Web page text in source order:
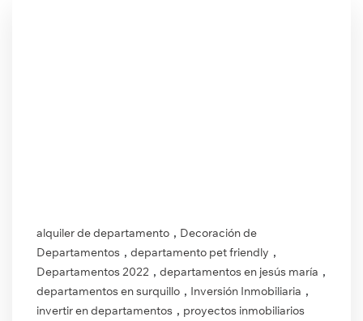
alquiler de departamento , Decoración de
Departamentos , departamento pet friendly ,
Departamentos 2022 , departamentos en jesús maría ,
departamentos en surquillo , Inversión Inmobiliaria ,
invertir en departamentos , proyectos inmobiliarios